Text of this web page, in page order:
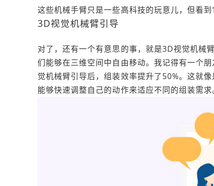
这些机械手臂只是一些高科技的玩意儿，但看
3D视觉机械臂引导
对了，还有一个有意思的事，就是3D视觉机械
们能够在三维空间中自由移动。我记得有一个
觉机械臂引导后，组装效率提升了50%。这就
能够快速调整自己的动作来适应不同的组装需求